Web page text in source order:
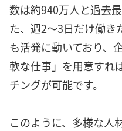
数は約940万人と過去
た、週2〜3日だけ働き
も活発に動いており、
軟な仕事」を用意すれ
チングが可能です。
このように、多様な人